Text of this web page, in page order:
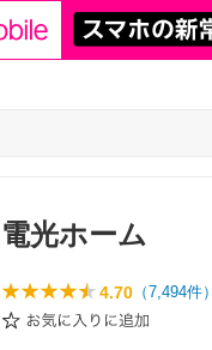
電光ホーム
4.70 （7,494件）